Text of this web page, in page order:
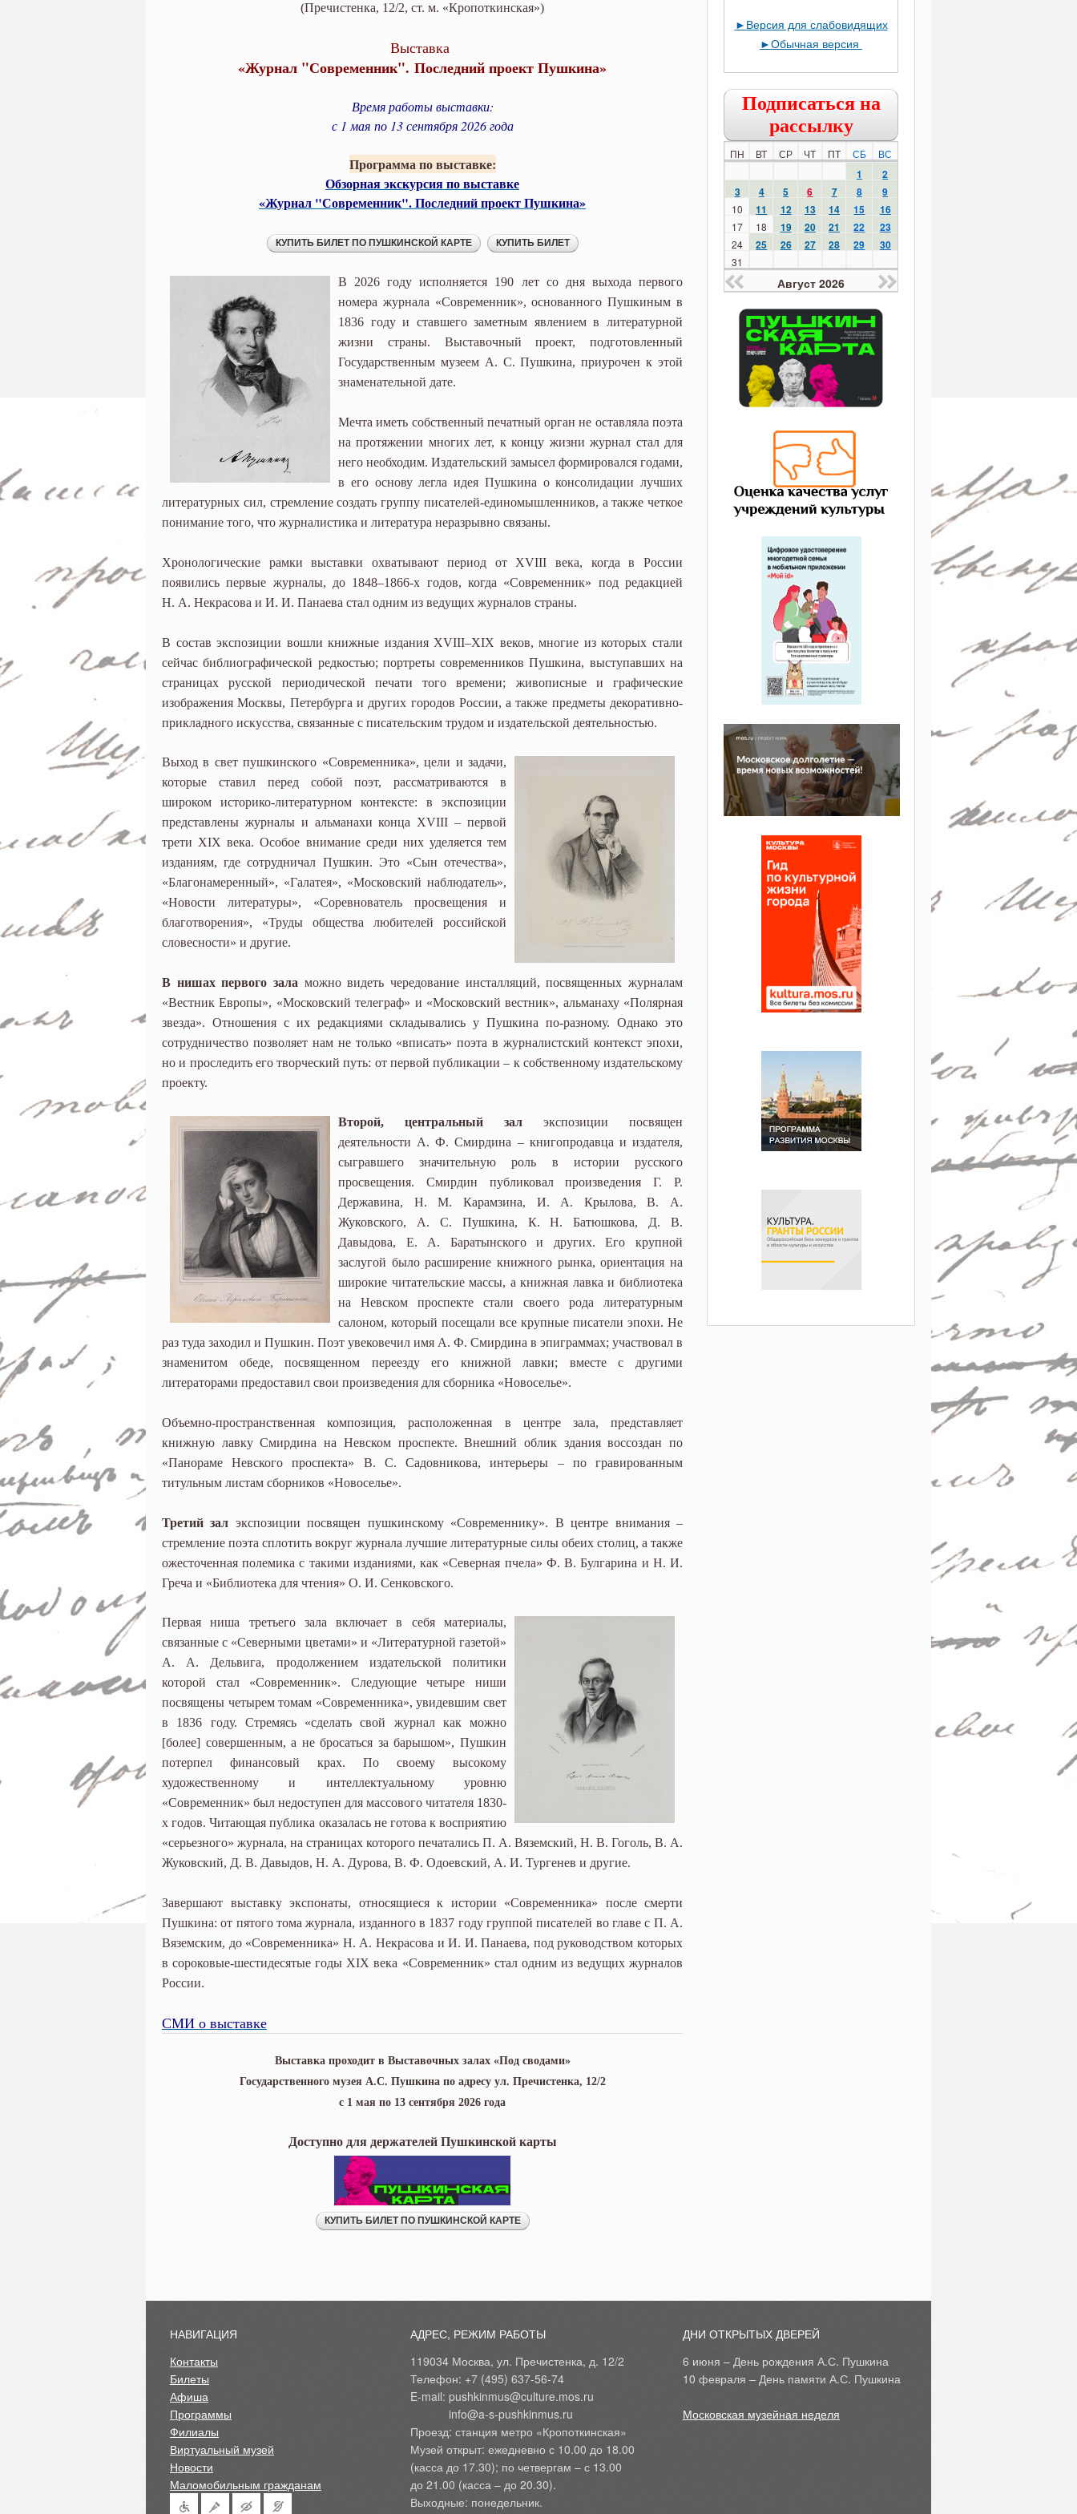
проект Пушкина»(Пречистенка, 12/2, ст. м. «Кропоткинская»)
Выставка
«Журнал "Современник". Последний проект Пушкина»
Время работы выставки:
с 1 мая по 13 сентября 2026 года
Программа по выставке:
Обзорная экскурсия по выставке
«Журнал "Современник". Последний проект Пушкина»
В 2026 году исполняется 190 лет со дня выхода первого
номера журнала «Современник», основанного Пушкиным в
1836 году и ставшего заметным явлением в литературной
жизни страны. Выставочный проект, подготовленный
Государственным музеем А. С. Пушкина, приурочен к этой
знаменательной дате.
Мечта иметь собственный печатный орган не оставляла поэта
на протяжении многих лет, к концу жизни журнал стал для
него необходим. Издательский замысел формировался годами,
в его основу легла идея Пушкина о консолидации лучших
литературных сил, стремление создать группу писателей-единомышленников, а также четкое
понимание того, что журналистика и литература неразрывно связаны.
Хронологические рамки выставки охватывают период от XVIII века, когда в России
появились первые журналы, до 1848–1866‑х годов, когда «Современник» под редакцией
Н. А. Некрасова и И. И. Панаева стал одним из ведущих журналов страны.
В состав экспозиции вошли книжные издания XVIII–XIX веков, многие из которых стали
сейчас библиографической редкостью; портреты современников Пушкина, выступавших на
страницах русской периодической печати того времени; живописные и графические
изображения Москвы, Петербурга и других городов России, а также предметы декоративно-
прикладного искусства, связанные с писательским трудом и издательской деятельностью.
Выход в свет пушкинского «Современника», цели и задачи,
которые ставил перед собой поэт, рассматриваются в
широком историко-литературном контексте: в экспозиции
представлены журналы и альманахи конца XVIII – первой
трети XIX века. Особое внимание среди них уделяется тем
изданиям, где сотрудничал Пушкин. Это «Сын отечества»,
«Благонамеренный», «Галатея», «Московский наблюдатель»,
«Новости литературы», «Соревнователь просвещения и
благотворения», «Труды общества любителей российской
словесности» и другие.
В нишах первого зала можно видеть чередование инсталляций, посвященных журналам
«Вестник Европы», «Московский телеграф» и «Московский вестник», альманаху «Полярная
звезда». Отношения с их редакциями складывались у Пушкина по-разному. Однако это
сотрудничество позволяет нам не только «вписать» поэта в журналистский контекст эпохи,
но и проследить его творческий путь: от первой публикации – к собственному издательскому
проекту.
Второй, центральный зал экспозиции посвящен
деятельности А. Ф. Смирдина – книгопродавца и издателя,
сыгравшего значительную роль в истории русского
просвещения. Смирдин публиковал произведения Г. Р.
Державина, Н. М. Карамзина, И. А. Крылова, В. А.
Жуковского, А. С. Пушкина, К. Н. Батюшкова, Д. В.
Давыдова, Е. А. Баратынского и других. Его крупной
заслугой было расширение книжного рынка, ориентация на
широкие читательские массы, а книжная лавка и библиотека
на Невском проспекте стали своего рода литературным
салоном, который посещали все крупные писатели эпохи. Не
раз туда заходил и Пушкин. Поэт увековечил имя А. Ф. Смирдина в эпиграммах; участвовал в
знаменитом обеде, посвященном переезду его книжной лавки; вместе с другими
литераторами предоставил свои произведения для сборника «Новоселье».
Объемно-пространственная композиция, расположенная в центре зала, представляет
книжную лавку Смирдина на Невском проспекте. Внешний облик здания воссоздан по
«Панораме Невского проспекта» В. С. Садовникова, интерьеры – по гравированным
титульным листам сборников «Новоселье».
Третий зал экспозиции посвящен пушкинскому «Современнику». В центре внимания –
стремление поэта сплотить вокруг журнала лучшие литературные силы обеих столиц, а также
ожесточенная полемика с такими изданиями, как «Северная пчела» Ф. В. Булгарина и Н. И.
Греча и «Библиотека для чтения» О. И. Сенковского.
Первая ниша третьего зала включает в себя материалы,
связанные с «Северными цветами» и «Литературной газетой»
А. А. Дельвига, продолжением издательской политики
которой стал «Современник». Следующие четыре ниши
посвящены четырем томам «Современника», увидевшим свет
в 1836 году. Стремясь «сделать свой журнал как можно
[более] совершенным, а не бросаться за барышом», Пушкин
потерпел финансовый крах. По своему высокому
художественному и интеллектуальному уровню
«Современник» был недоступен для массового читателя 1830-
х годов. Читающая публика оказалась не готова к восприятию
«серьезного» журнала, на страницах которого печатались П. А. Вяземский, Н. В. Гоголь, В. А.
Жуковский, Д. В. Давыдов, Н. А. Дурова, В. Ф. Одоевский, А. И. Тургенев и другие.
Завершают выставку экспонаты, относящиеся к истории «Современника» после смерти
Пушкина: от пятого тома журнала, изданного в 1837 году группой писателей во главе с П. А.
Вяземским, до «Современника» Н. А. Некрасова и И. И. Панаева, под руководством которых
в сороковые-шестидесятые годы XIX века «Современник» стал одним из ведущих журналов
России.
СМИ о выставке
Выставка проходит в Выставочных залах «Под сводами»
Государственного музея А.С. Пушкина по адресу ул. Пречистенка, 12/2
с 1 мая по 13 сентября 2026 года
Доступно для держателей Пушкинской карты
► Версия для слабовидящих
►Обычная версия
Подписаться на
рассылку
ПН ВТ СР ЧТ ПТ СБ ВС
1
2
3
4 5 6 7 8 9
10 11 12 13 14 15 16
17 18 19 20 21 22 23
24 25 26 27 28 29 30
31
Август 2026
НАВИГАЦИЯ
Контакты
Билеты
Афиша
Программы
Филиалы
Виртуальный музей
Новости
Маломобильным гражданам
АДРЕС, РЕЖИМ РАБОТЫ
119034 Москва, ул. Пречистенка, д. 12/2
Телефон: +7 (495) 637-56-74
E-mail: pushkinmus@culture.mos.ru
            info@a-s-pushkinmus.ru
Проезд: станция метро «Кропоткинская»
Музей открыт: ежедневно с 10.00 до 18.00
(касса до 17.30); по четвергам – с 13.00
до 21.00 (касса – до 20.30).
Выходные: понедельник.
ДНИ ОТКРЫТЫХ ДВЕРЕЙ
6 июня – День рождения А.С. Пушкина
10 февраля – День памяти А.С. Пушкина
Московская музейная неделя